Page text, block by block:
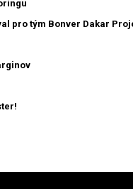
pro tým Bonver Dakar